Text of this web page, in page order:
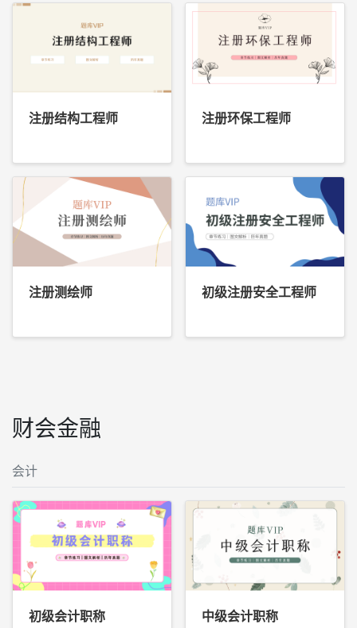
注册结构工程师 注册环保工程师
注册测绘师 初级注册安全工程师
财会金融
会计
初级会计职称 中级会计职称